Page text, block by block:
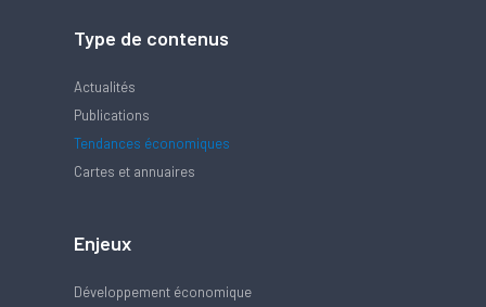
Type de contenus
Actualités
Publications
Tendances économiques
Cartes et annuaires
Enjeux
Développement économique